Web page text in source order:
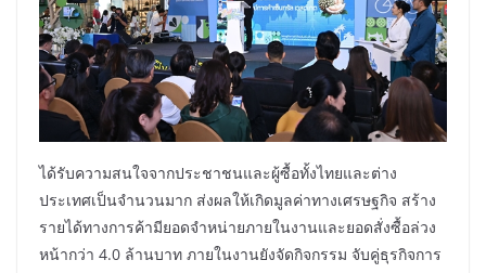
ได้รับความสนใจจากประชาชนและผู้ซื้อทั้งไทยและต่าง
ประเทศเป็นจำนวนมาก ส่งผลให้เกิดมูลค่าทางเศรษฐกิจ สร้าง
รายได้ทางการค้ามียอดจำหน่ายภายในงานและยอดสั่งซื้อล่วง
หน้ากว่า 4.0 ล้านบาท ภายในงานยังจัดกิจกรรม จับคู่ธุรกิจการ